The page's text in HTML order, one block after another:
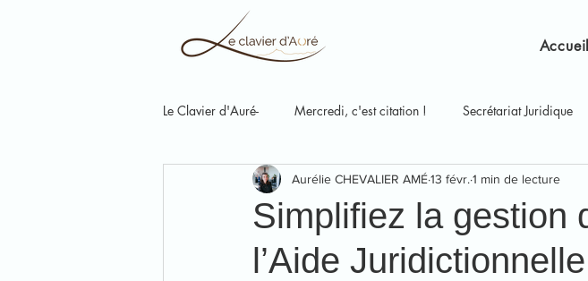
Accueil
Le Clavier d'Auré- Mercredi, c'est citation ! Secrétariat Juridique
Simplifiez la gestion
l’Aide
Aurélie CHEVALIER AMÉ13 févr. 1 min de lecture